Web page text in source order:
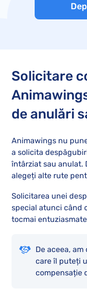
Solicitare
de anulări
Animawings nu
a solicita
întârziat sau anulat.
alegeți alte rute
Solicitarea unei
special atunci când
tocmai
De aceea,
care îl puteți
compensație